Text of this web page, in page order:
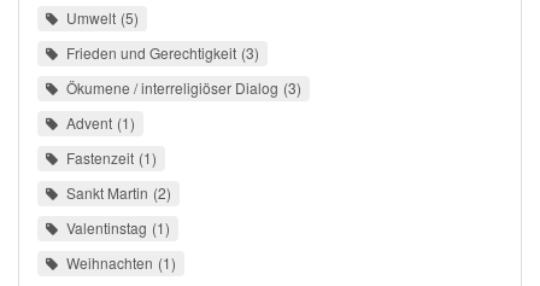
Umwelt 5
Frieden und Gerechtigkeit 3
Ökumene / interreligiöser Dialog 3
Advent 1
Fastenzeit 1
Sankt Martin 2
Valentinstag 1
Weihnachten 1